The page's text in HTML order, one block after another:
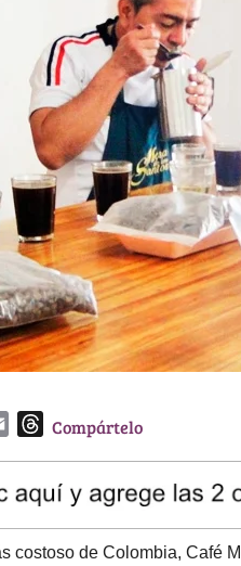
l
T
e
a
d
Compártelo
costoso de Colombia, Café